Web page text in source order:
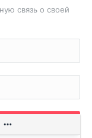
связь о своей